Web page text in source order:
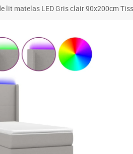
lit matelas LED Gris clair 90x200cm